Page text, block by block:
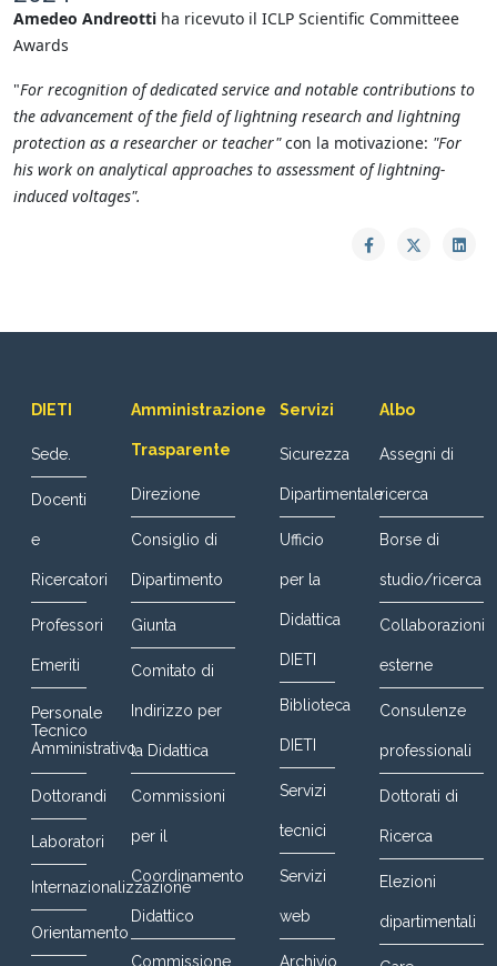
Amedeo Andreotti ha ricevuto il ICLP Scientific Committeee
Awards
"For recognition of dedicated service and notable contributions to
the advancement of the field oflightning research and lightning
protection as a researcher or teacher"con la motivazione: "For
his work on analytical approaches to assessment of lightning-
induced voltages".
DIETI
Sede.
Docenti
e
Ricercatori
Professori
Emeriti
Personale
Tecnico
Amministrativo
Dottorandi
Laboratori
Internazionalizzazione
Orientamento
Amministrazione
Trasparente
Direzione
Consiglio di
Dipartimento
Giunta
Comitato di
Indirizzo per
la Didattica
Commissioni
per il
Coordinamento
Didattico
Commissione
Servizi
Sicurezza
Dipartimentale
Ufficio
per la
Didattica
DIETI
Biblioteca
DIETI
Servizi
tecnici
Servizi
web
Archivio
Albo
Assegni di
ricerca
Borse di
studio/ricerca
Collaborazioni
esterne
Consulenze
professionali
Dottorati di
Ricerca
Elezioni
dipartimentali